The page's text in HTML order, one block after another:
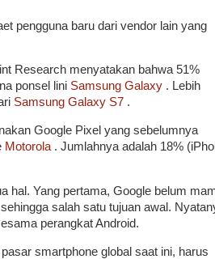
pengguna baru dari vendor lain yang
Research menyatakan bahwa 51%
ponsel lini Samsung Galaxy . Lebih
Samsung Galaxy S7 .
Google Pixel yang sebelumnya
Motorola. Jumlahnya adalah 18%
hal. Yang pertama, Google belum
salah satu tujuan awal.
perangkat Android.
smartphone global saat ini, harus